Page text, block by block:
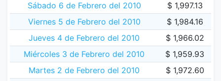
Sábado 6 de Febrero del 2010
$ 1,997.13
Viernes 5 de Febrero del 2010
$ 1,984.16
Jueves 4 de Febrero del 2010
$ 1,966.02
Miércoles 3 de Febrero del 2010
$ 1,959.93
Martes 2 de Febrero del 2010
$ 1,972.60